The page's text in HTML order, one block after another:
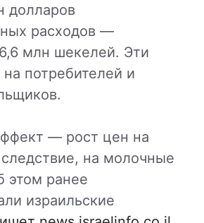
долларов
расходов —
млн шекелей. Эти
на потребителей и
— рост цен на
на молочные
этом ранее
израильские